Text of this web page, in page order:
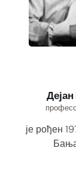
је рођен